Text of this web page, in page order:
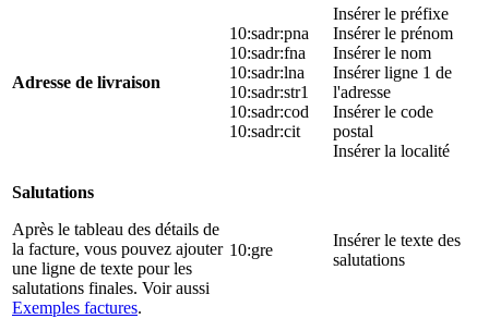
Adresse de livraison
10:sadr:pna
10:sadr:fna
10:sadr:lna
10:sadr:str1
10:sadr:cod
10:sadr:cit
Insérer le préfixe
Insérer le prénom
Insérer le nom
Insérer ligne 1 de
l'adresse
Insérer le code
postal
Insérer la localité
Salutations
Après le tableau des détails de
la facture, vous pouvez ajouter
une ligne de texte pour les
salutations finales. Voir aussi
Exemples factures.
10:gre
Insérer le texte des
salutations